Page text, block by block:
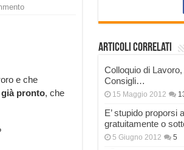
e che
pronto, che
Articoli correlati
Colloquio di
Consigli…
15 Maggio 2012
E’ stupido proporsi
gratuitamente o
5 Giugno 2012 5